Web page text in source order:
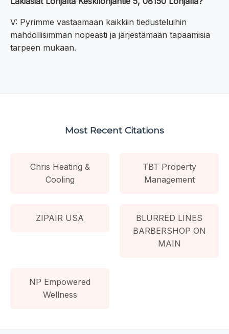
V: Pyrimme vastaamaan kaikkiin tiedusteluihin
mahdollisimman nopeasti ja järjestämään tapaamisia
tarpeen mukaan.
Most Recent Citations
Chris Heating &
Cooling
TBT Property
Management
ZIPAIR USA
BLURRED LINES
BARBERSHOP ON
MAIN
NP Empowered
Wellness